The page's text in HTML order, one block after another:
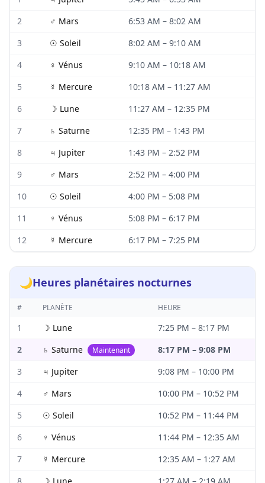
2
♂ Mars 6:53 AM – 8:02 AM
3
☉ Soleil 8:02 AM – 9:10 AM
4
♀ Vénus 9:10 AM – 10:18 AM
5
☿ Mercure 10:18 AM – 11:27 AM
6
☽ Lune 11:27 AM – 12:35 PM
7
♄ Saturne 12:35 PM – 1:43 PM
8
♃ Jupiter 1:43 PM – 2:52 PM
9
♂ Mars 2:52 PM – 4:00 PM
10
☉ Soleil 4:00 PM – 5:08 PM
11
♀ Vénus 5:08 PM – 6:17 PM
12
☿ Mercure 6:17 PM – 7:25 PM
🌙Heures planétaires nocturnes
# PLANÈTE HEURE
1 ☽ Lune 7:25 PM – 8:17 PM
2
♄ Saturne Maintenant 8:17 PM – 9:08 PM
3
♃ Jupiter 9:08 PM – 10:00 PM
4
♂ Mars 10:00 PM – 10:52 PM
5
☉ Soleil 10:52 PM – 11:44 PM
6
♀ Vénus 11:44 PM – 12:35 AM
7
☿ Mercure 12:35 AM – 1:27 AM